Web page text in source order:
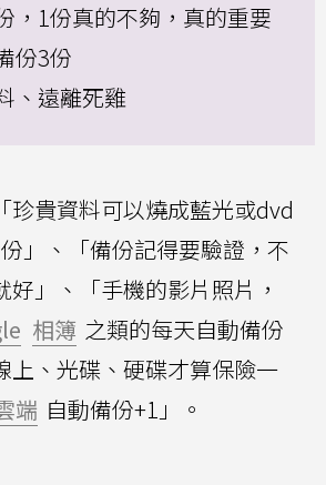
，1份真的不夠，真的重要
份3份
、遠離死雞
珍貴資料可以燒成藍光或dvd
份」、「備份記得要驗證，不
」、「手機的影片照片，
相簿 之類的每天自動備份
上、光碟、硬碟才算保險一
端 自動備份+1」。